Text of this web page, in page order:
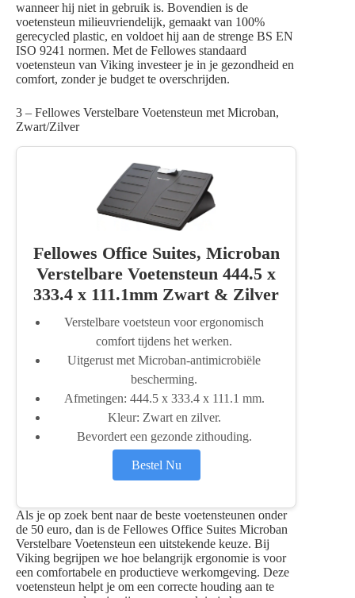
wanneer hij niet in gebruik is. Bovendien is de
voetensteun milieuvriendelijk, gemaakt van 100%
gerecycled plastic, en voldoet hij aan de strenge BS EN
ISO 9241 normen. Met de Fellowes standaard
voetensteun van Viking investeer je in je gezondheid en
comfort, zonder je budget te overschrijden.
3 – Fellowes Verstelbare Voetensteun met Microban,
Zwart/Zilver
Fellowes Office Suites, Microban
Verstelbare Voetensteun 444.5 x
333.4 x 111.1mm Zwart & Zilver
Verstelbare voetsteun voor ergonomisch
comfort tijdens het werken.
Uitgerust met Microban-antimicrobiële
bescherming.
Afmetingen: 444.5 x 333.4 x 111.1 mm.
Kleur: Zwart en zilver.
Bevordert een gezonde zithouding.
Bestel Nu
Als je op zoek bent naar de beste voetensteunen onder
de 50 euro, dan is de Fellowes Office Suites Microban
Verstelbare Voetensteun een uitstekende keuze. Bij
Viking begrijpen we hoe belangrijk ergonomie is voor
een comfortabele en productieve werkomgeving. Deze
voetensteun helpt je om een correcte houding aan te